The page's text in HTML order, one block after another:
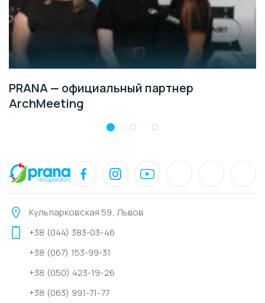
PRANA — официальный партнер
ArchMeeting
Кульпарковская 59, Львов
+38 (044) 383-03-46
+38 (067) 153-99-31
+38 (050) 423-19-26
+38 (063) 991-71-77